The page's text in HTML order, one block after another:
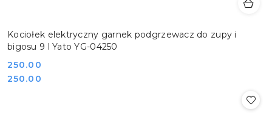
Kociołek elektryczny garnek podgrzewacz do zupy i
bigosu 9 l Yato YG-04250
Cena:
250.00
Cena:
250.00